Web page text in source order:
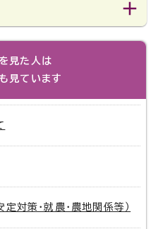
見た人は
見ています
対策・就農・農地関係等）